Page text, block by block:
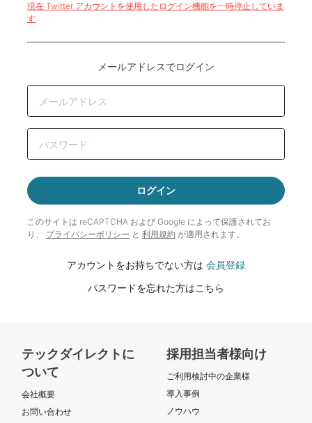
現在 Twitter アカウントを使用したログイン機能を一時停止していま
す
メールアドレスでログイン
ログイン
このサイトは reCAPTCHA および Google によって保護されてお
り、 プライバシーポリシー と 利用規約 が適用されます。
アカウントをお持ちでない方は 会員登録
パスワードを忘れた方はこちら
テックダイレクトに
ついて
会社概要
お問い合わせ
採用担当者様向け
ご利用検討中の企業様
導入事例
ノウハウ